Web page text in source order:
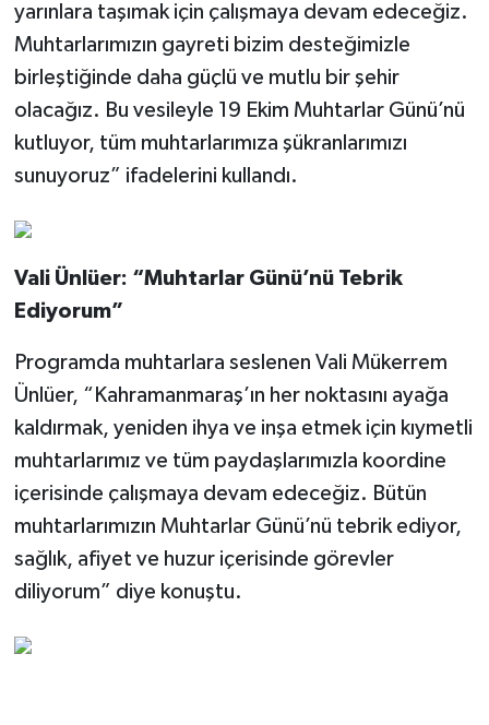
yarınlara taşımak için çalışmaya devam edeceğiz.
Muhtarlarımızın gayreti bizim desteğimizle
birleştiğinde daha güçlü ve mutlu bir şehir
olacağız. Bu vesileyle 19 Ekim Muhtarlar Günü’nü
kutluyor, tüm muhtarlarımıza şükranlarımızı
sunuyoruz” ifadelerini kullandı.
Vali Ünlüer: “Muhtarlar Günü’nü Tebrik
Ediyorum”
Programda muhtarlara seslenen Vali Mükerrem
Ünlüer, “Kahramanmaraş’ın her noktasını ayağa
kaldırmak, yeniden ihya ve inşa etmek için kıymetli
muhtarlarımız ve tüm paydaşlarımızla koordine
içerisinde çalışmaya devam edeceğiz. Bütün
muhtarlarımızın Muhtarlar Günü’nü tebrik ediyor,
sağlık, afiyet ve huzur içerisinde görevler
diliyorum” diye konuştu.